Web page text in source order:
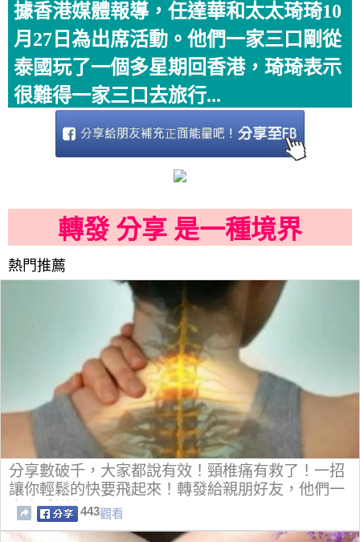
據香港媒體報導，任達華和太太琦琦10
月27日為出席活動。他們一家三口剛從
泰國玩了一個多星期回香港，琦琦表示
很難得一家三口去旅行...
轉發 分享 是一種境界
熱門推薦
分享數破千，大家都說有效！頸椎痛有救了！一招
讓你輕鬆的快要飛起來！轉發給親朋好友，他們一
定會感謝你！
443觀看